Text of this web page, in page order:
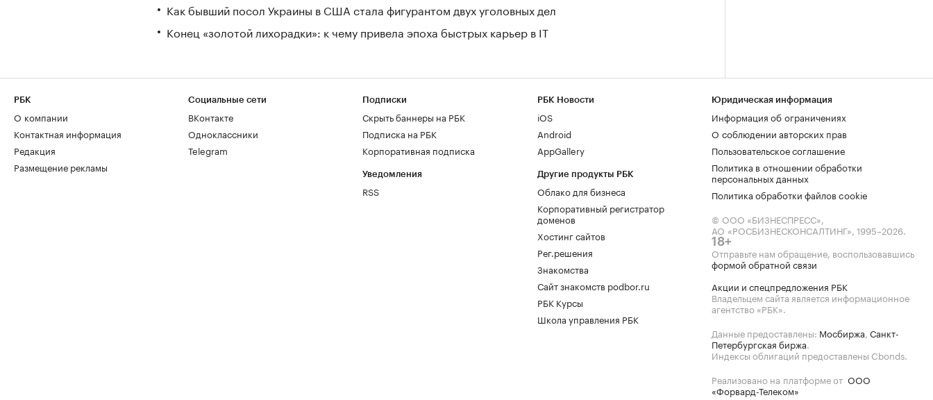
Как бывший посол Украины в США стала фигурантом двух уголовных дел
Конец «золотой лихорадки»: к чему привела эпоха быстрых карьер в IT
РБК
О компании
Контактная информация
Редакция
Размещение рекламы
Социальные сети
ВКонтакте
Одноклассники
Telegram
Подписки
Скрыть баннеры на РБК
Подписка на РБК
Корпоративная подписка
Уведомления
RSS
РБК Новости
iOS
Android
AppGallery
Другие продукты РБК
Облако для бизнеса
Корпоративный регистратор
доменов
Хостинг сайтов
Рег.решения
Знакомства
Сайт знакомств podbor.ru
РБК Курсы
Школа управления РБК
Юридическая информация
Информация об ограничениях
О соблюдении авторских прав
Пользовательское соглашение
Политика в отношении обработки
персональных данных
Политика обработки файлов cookie
© ООО «БИЗНЕСПРЕСС»,
АО «РОСБИЗНЕСКОНСАЛТИНГ», 1995–2026.
18+
Отправьте нам обращение, воспользовавшись
формой обратной связи
Акции и спецпредложения РБК
Владельцем сайта является информационное
агентство «РБК».
Данные предоставлены: Мосбиржа, Санкт-
Петербургская биржа.
Индексы облигаций предоставлены Cbonds.
Реализовано на платформе от ООО
«Форвард-Телеком»